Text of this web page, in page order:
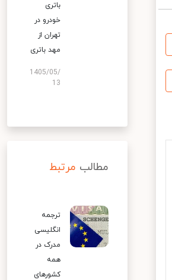
باتری
خودرو در
تهران از
مهد باتری
1405/05/
13
مطالب مرتبط
ترجمه
انگلیسی
مدرک در
همه
کشورهای